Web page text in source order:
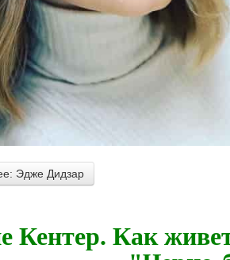
Эдже Дидзар
Кентер. Как